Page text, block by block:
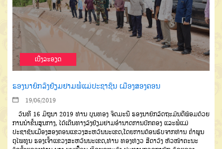
ເບີ່ງລະອຽດ
ຮອງນາຍົກລົງຢ້ຽມຢາມພໍ່ແມ່ປະຊາຊົນ ເມືອງສອງຄອນ
19/06/2019
ວັນທີ 16 ມິຖຸນາ 2019 ທ່ານ ບຸນທອງ ຈິດມະນີ ຮອງນາຍົກລັດຖະມົນຕີພ້ອມດ້ວຍ
ການນຳຂັ້ນສູນກາງ, ໄດ້ເດີນທາງລົງຢ້ຽມຢາມອຳນາດການປົກຄອງ ແລະພໍ່ແມ່
ປະຊາຊົນເມືອງສອງຄອນແຂວງສະຫວັນນະເຂດ,ໂດຍການຕ້ອນຮັບຈາກທ່ານ ຄຳພູນ
ຕຸໄພທູນ ຮອງເຈົ້າແຂວງສະຫວັນນະເຂດ,ທ່ານ ທອງທ່ຽວ ສີດາວົງ ຫົວໜ້າຄະນະ